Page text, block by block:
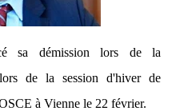
sa démission lors de la
de la session d'hiver de
à Vienne le 22 février.